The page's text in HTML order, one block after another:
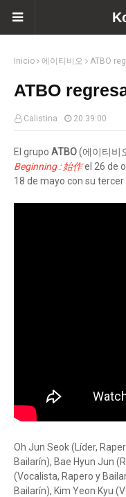
Inicio 에이티비오 ATBO
ATBO
Calistina 20:39:00
El grupo ATBO(에이티비
Beginning : 始作el 26 de
18 de mayo con su
Oh Jun Seok (Líder,
Bailarín), Bae Hyun Jun
(Vocalista, Rapero y
Bailarín), Kim Yeon Kyu